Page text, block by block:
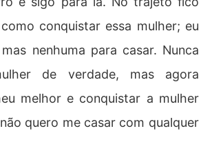
conquistar essa mulher; eu
nenhuma para casar. Nunca
de verdade, mas agora
melhor e conquistar a mulher
quero me casar com qualquer